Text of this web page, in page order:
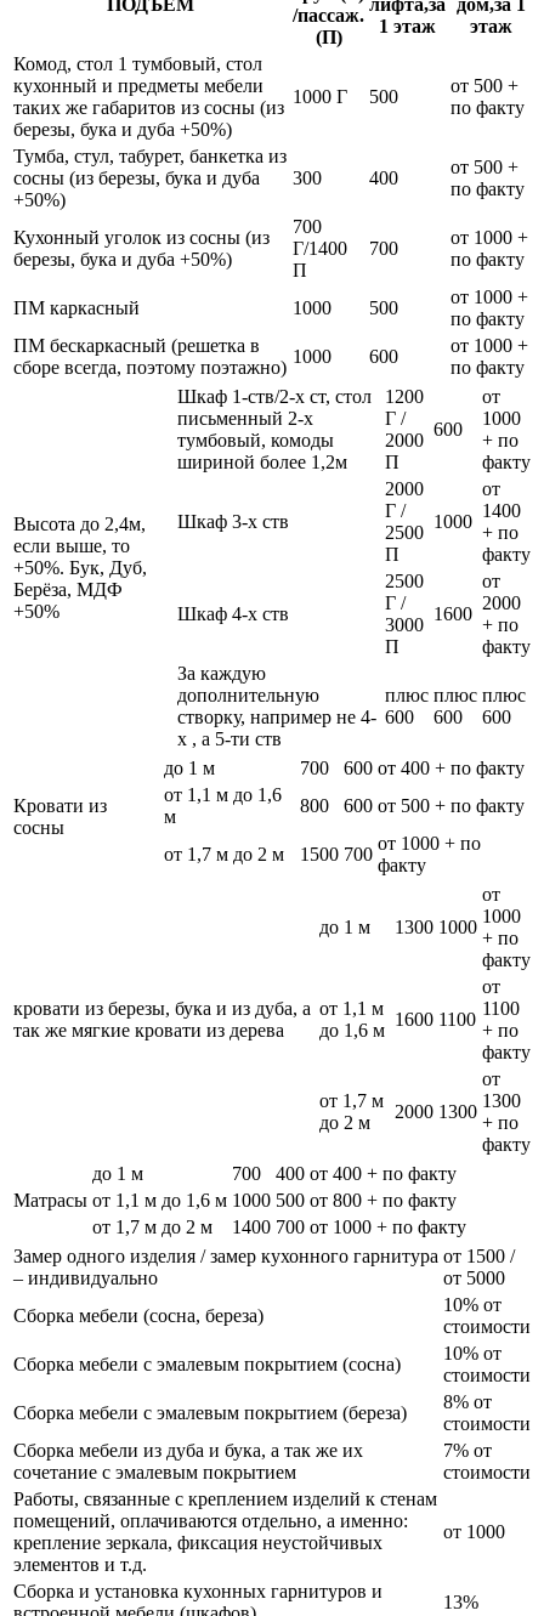
/пассаж.
(П)
1 этаж
этаж
Комод, стол 1 тумбовый, стол
кухонный и предметы мебели
таких же габаритов из сосны (из
березы, бука и дуба +50%)
1000 Г 500
от 500 +
по факту
Тумба, стул, табурет, банкетка из
сосны (из березы, бука и дуба
+50%)
300 400
от 500 +
по факту
Кухонный уголок из сосны (из
березы, бука и дуба +50%)
700
Г/1400
П
700
от 1000 +
по факту
ПМ каркасный 1000 500
от 1000 +
по факту
ПМ бескаркасный (решетка в
сборе всегда, поэтому поэтажно)
1000 600
от 1000 +
по факту
Высота до 2,4м,
если выше, то
+50%. Бук, Дуб,
Берёза, МДФ
+50%
Шкаф 1-ств/2-х ст, стол
письменный 2-х
тумбовый, комоды
шириной более 1,2м
1200
Г /
2000
П
600
от
1000
+ по
факту
Шкаф 3-х ств
2000
Г /
2500
П
1000
от
1400
+ по
факту
Шкаф 4-х ств
2500
Г /
3000
П
1600
от
2000
+ по
факту
За каждую
дополнительную
створку, например не 4-
х , а 5-ти ств
плюс
600
плюс
600
плюс
600
Кровати из
сосны
до 1 м 700 600 от 400 + по факту
от 1,1 м до 1,6
м
800 600 от 500 + по факту
от 1,7 м до 2 м 1500 700
от 1000 + по
факту
кровати из березы, бука и из дуба, а
так же мягкие кровати из дерева
до 1 м 1300 1000
от
1000
+ по
факту
от 1,1 м
до 1,6 м
1600 1100
от
1100
+ по
факту
от 1,7 м
до 2 м
2000 1300
от
1300
+ по
факту
Матрасы
до 1 м 700 400 от 400 + по факту
от 1,1 м до 1,6 м 1000 500 от 800 + по факту
от 1,7 м до 2 м
1400 700 от 1000 + по факту
Замер одного изделия / замер кухонного гарнитура
– индивидуально
от 1500 /
от 5000
Сборка мебели (сосна, береза)
10% от
стоимости
Сборка мебели с эмалевым покрытием (сосна)
10% от
стоимости
Сборка мебели с эмалевым покрытием (береза)
8% от
стоимости
Сборка мебели из дуба и бука, а так же их
сочетание с эмалевым покрытием
7% от
стоимости
Работы, связанные с креплением изделий к стенам
помещений, оплачиваются отдельно, а именно:
крепление зеркала, фиксация неустойчивых
элементов и т.д.
от 1000
Сборка и установка кухонных гарнитуров и
13%